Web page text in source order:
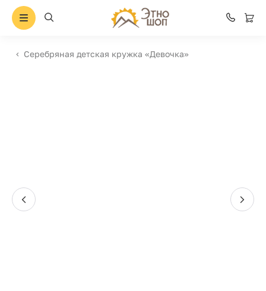
Серебряная детская кружка «Девочка»